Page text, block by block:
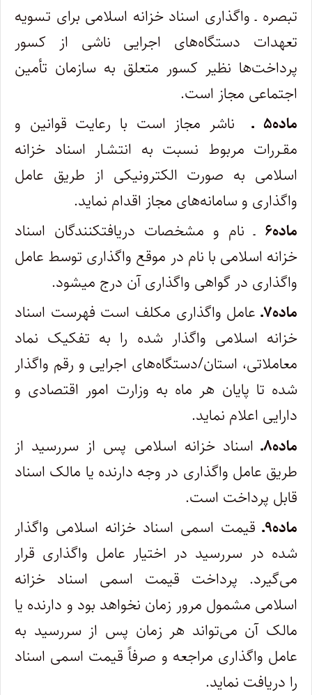
تبصره ـ واگذاری اسناد خزانه اسلامی برای تسویه
تعهدات دستگاه‌های اجرایی ناشی از کسور
پرداخت‌ها نظیر کسور متعلق به سازمان تأمین
اجتماعی مجاز است.
ماده۵ ـ
ناشر مجاز است با رعایت قوانین و
مقـررات مربوط نسبت به انتشـار اسناد خزانه
اسلامی به صورت الکترونیکی از طریق عامل
واگذاری و سامانه‌های مجاز اقدام نماید.
ماده۶
ـ نام و مشخصات دریافت­کنندگان اسناد
خزانه اسلامی با نام در موقع واگذاری توسط عامل
واگذاری در گواهی واگذاری آن درج می­شود.
ماده۷ـ
عامل واگذاری مکلف است فهرست اسناد
خزانه اسلامی واگذار شده را به تفکیک نماد
معاملاتی، استان/دستگاه‌های اجرایی و رقم واگذار
شده تا پایان هر ماه به وزارت امور اقتصادی و
دارایی اعلام نماید.
ماده۸ـ اسناد خزانه اسلامی پس از سررسید از
طریق عامل واگذاری در وجه دارنده یا مالک اسناد
قابل پرداخت است.
ماده۹ـ
قیمت اسمی اسناد خزانه اسلامی واگذار
شده در سررسید در اختیار عامل واگذاری قرار
می‌گیرد. پرداخت قیمت اسمی اسناد خزانه
اسلامی مشمول مرور زمان نخواهد بود و دارنده یا
مالک آن می‌تواند هر زمان پس از سررسید به
عامل واگذاری مراجعه و صرفاً قیمت اسمی اسناد
را دریافت نماید.